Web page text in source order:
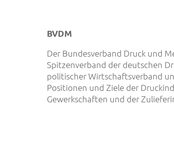
BVDM
Der Bundesverband Druck und
Spitzenverband der deutschen
politischer Wirtschaftsverband
Positionen und Ziele der
Gewerkschaften und der